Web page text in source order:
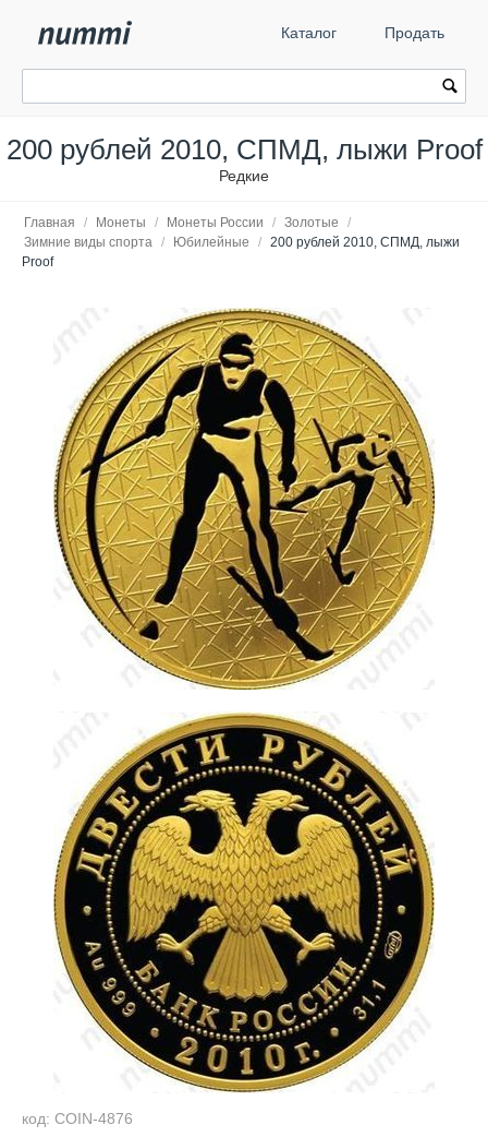
Каталог Продать
200 рублей 2010, СПМД, лыжи Proof
Редкие
Главная / Монеты / Монеты России / Золотые
/
Зимние виды спорта / Юбилейные / 200 рублей 2010, СПМД, лыжи
Proof
код: COIN-4876